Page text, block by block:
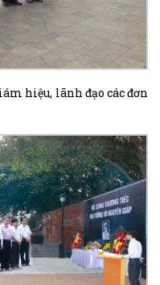
hiệu, lãnh đạo các đơn